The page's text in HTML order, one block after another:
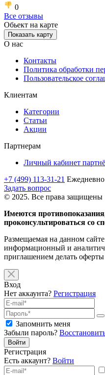
0
Все отзывы
Обьект на карте
Показать карту
О нас
Контакты
Политика обработки
Пользовательское
Клиентам
Категории
Статьи
Акции
Партнерам
Личный кабинет
+7 (499) 113-31-21 Ежедневно
Задать вопрос
© 2025. Все права защищены
Имеются
проконсультироваться со
Размещаемая на данном
информационный и
приглашением делать
Вход
Нет аккаунта? Регистрация
Запомнить меня
Забыли пароль?
Войти
Регистрация
Есть аккаунт? Войти